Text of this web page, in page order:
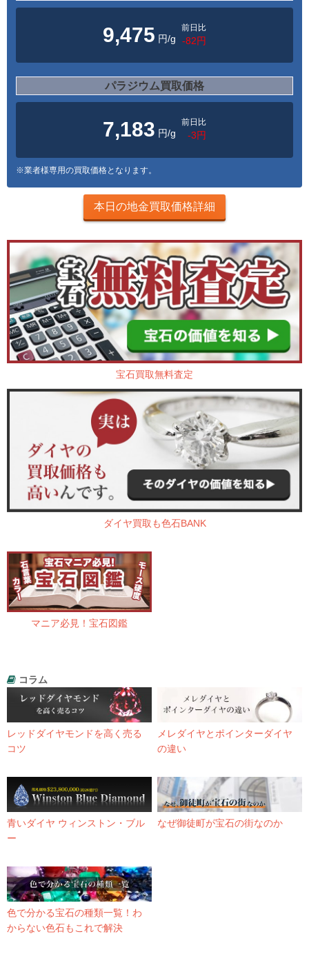
9,475 円/g
前日比
-82円
パラジウム買取価格
7,183 円/g
前日比
-3円
※業者様専用の買取価格となります。
本日の地金買取価格詳細
宝石買取無料査定
ダイヤ買取も色石BANK
マニア必見！宝石図鑑
コラム
レッドダイヤモンドを高く売る
コツ
メレダイヤとポインターダイヤ
の違い
青いダイヤ ウィンストン・ブル
ー
なぜ御徒町が宝石の街なのか
色で分かる宝石の種類一覧！わ
からない色石もこれで解決